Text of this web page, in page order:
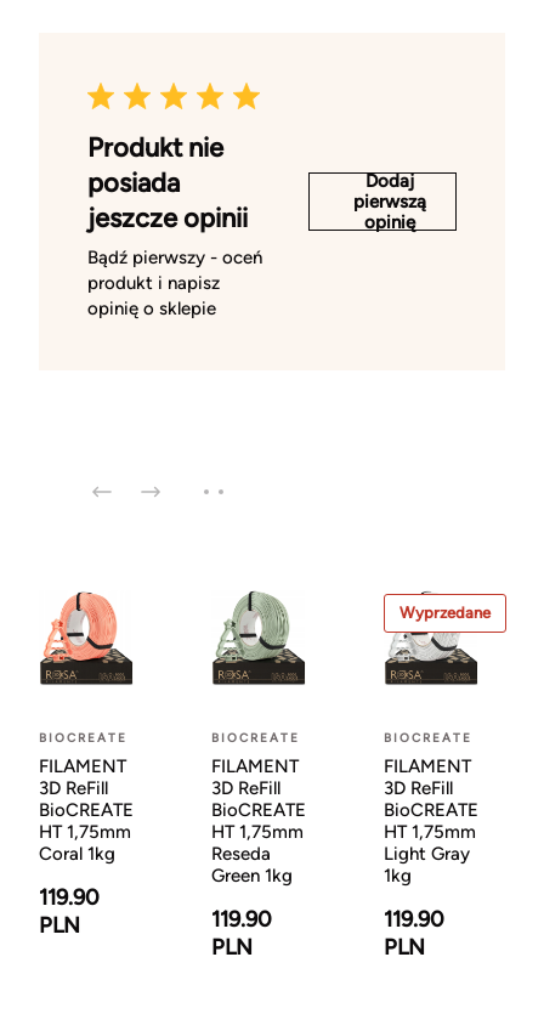
Produkt nie
posiada
jeszcze opinii
Bądź pierwszy - oceń
produkt i napisz
opinię o sklepie
Dodaj
pierwszą
opinię
BIOCREATE
FILAMENT
3D ReFill
BioCREATE
HT 1,75mm
Coral 1kg
119.90
PLN
BIOCREATE
FILAMENT
3D ReFill
BioCREATE
HT 1,75mm
Reseda
Green 1kg
119.90
PLN
Wyprzedane
BIOCREATE
FILAMENT
3D ReFill
BioCREATE
HT 1,75mm
Light Gray
1kg
119.90
PLN